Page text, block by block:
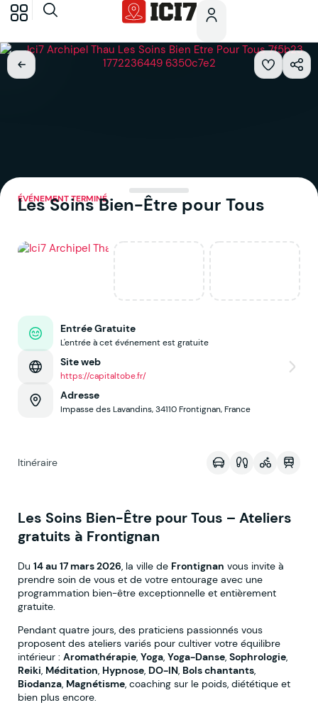
ÉVÉNEMENT TERMINÉ
Les Soins Bien-Être pour Tous
Entrée Gratuite
L'entrée à cet événement est gratuite
Site web
https://capitaltobe.fr/
Adresse
Impasse des Lavandins, 34110 Frontignan, France
Itinéraire
Les Soins Bien-Être pour Tous – Ateliers
gratuits à Frontignan
Du 14 au 17 mars 2026, la ville de Frontignan vous invite à
prendre soin de vous et de votre entourage avec une
programmation bien-être exceptionnelle et entièrement
gratuite.
Pendant quatre jours, des praticiens passionnés vous
proposent des ateliers variés pour cultiver votre équilibre
intérieur : Aromathérapie, Yoga, Yoga-Danse, Sophrologie,
Reiki, Méditation, Hypnose, DO-IN, Bols chantants,
Biodanza, Magnétisme, coaching sur le poids, diététique et
bien plus encore.